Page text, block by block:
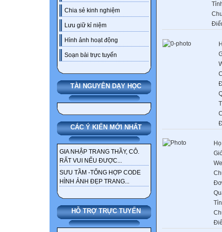
Chia sẻ kinh nghiệm
Lưu giữ kỉ niệm
Hình ảnh hoạt động
Soạn bài trực tuyến
TÀI NGUYÊN DẠY HỌC
CÁC Ý KIẾN MỚI NHẤT
GIA NHẬP TRANG THẦY, CÔ.
RẤT VUI NẾU ĐƯỢC...
SƯU TẦM -TỔNG HỢP CODE
HÌNH ẢNH ĐẸP TRANG...
HỖ TRỢ TRỰC TUYẾN